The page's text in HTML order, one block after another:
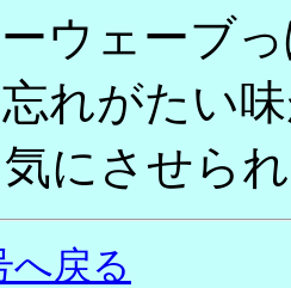
ウェーブ
れがたい
にさせら
へ戻る